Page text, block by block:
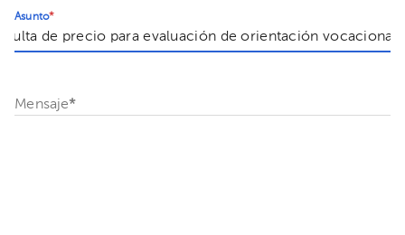
Asunto*
Mensaje*